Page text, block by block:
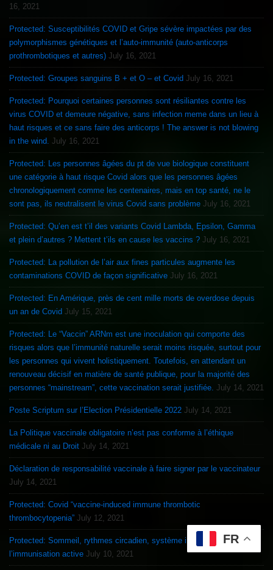
16, 2021
Protected: Susceptibilités COVID et Gripe sévère impactées par des
polymorphismes génétiques et l’auto-immunité (auto-anticorps
prothrombotiques et autres) July 16, 2021
Protected: Groupes sanguins B + et O – et Covid July 16, 2021
Protected: Pourquoi certaines personnes sont résiliantes contre les
virus COVID et demeure négative, sans infection meme dans un lieu à
haut risques et ce sans faire des anticorps ! The answer is not blowing
in the wind. July 16, 2021
Protected: Les personnes âgées du pt de vue biologique constituent
une catégorie à haut risque Covid alors que les personnes âgées
chronologiquement comme les centenaires, mais en top santé, ne le
sont pas, ils neutralisent le virus Covid sans problème July 16, 2021
Protected: Qu’en est t’il des variants Covid Lambda, Epsilon, Gamma
et plein d’autres ? Mettent t’ils en cause les vaccins ? July 16, 2021
Protected: La pollution de l’air aux fines particules augmente les
contaminations COVID de façon significative July 16, 2021
Protected: En Amérique, près de cent mille morts de overdose depuis
un an de Covid July 15, 2021
Protected: Le “Vaccin” ARNm est une inoculation qui comporte des
risques alors que l’immunité naturelle serait moins risquée, surtout pour
les personnes qui vivent holistiquement. Toutefois, en attendant un
renouveau décisif en matière de santé publique, pour la majorité des
personnes “mainstream”, cette vaccination serait justifiée. July 14, 2021
Poste Scriptum sur l’Election Présidentielle 2022 July 14, 2021
La Politique vaccinale obligatoire n’est pas conforme à l’éthique
médicale ni au Droit July 14, 2021
Déclaration de responsabilité vaccinale à faire signer par le vaccinateur
July 14, 2021
Protected: Covid “vaccine-induced immune thrombotic
thrombocytopenia” July 12, 2021
Protected: Sommeil, rythmes circadien, système immunitaire et
l’immunisation active July 10, 2021
FR